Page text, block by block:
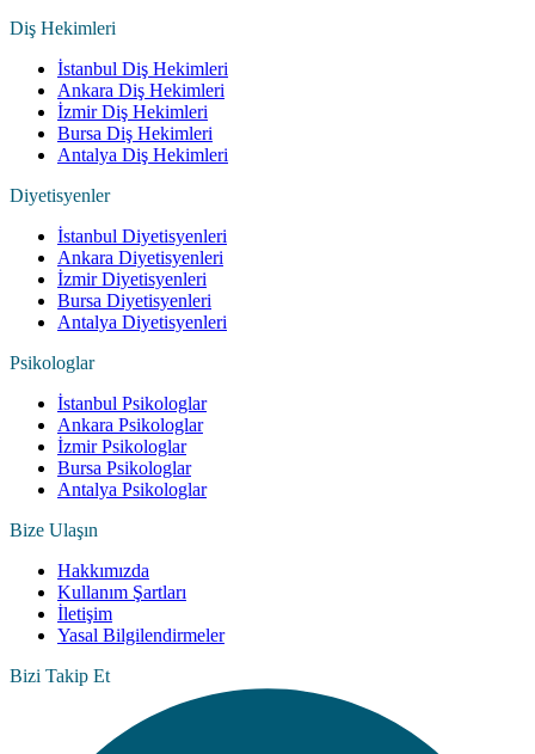
Diş Hekimleri
İstanbul Diş Hekimleri
Ankara Diş Hekimleri
İzmir Diş Hekimleri
Bursa Diş Hekimleri
Antalya Diş Hekimleri
Diyetisyenler
İstanbul Diyetisyenleri
Ankara Diyetisyenleri
İzmir Diyetisyenleri
Bursa Diyetisyenleri
Antalya Diyetisyenleri
Psikologlar
İstanbul Psikologlar
Ankara Psikologlar
İzmir Psikologlar
Bursa Psikologlar
Antalya Psikologlar
Bize Ulaşın
Hakkımızda
Kullanım Şartları
İletişim
Yasal Bilgilendirmeler
Bizi Takip Et